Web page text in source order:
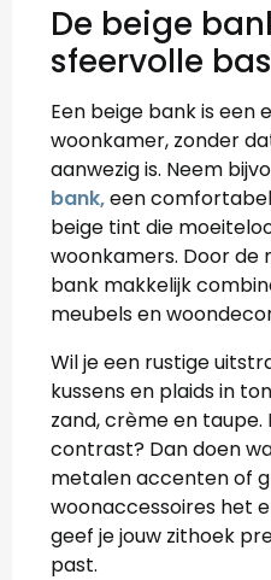
De beige
sfeervolle
Een beige bank is een
woonkamer, zonder
aanwezig is. Neem
bank,een
beige tint die
woonkamers. Door de
bank makkelijk
meubels en
Wil je een rustige
kussens en plaids in
zand, crème en
contrast? Dan doen
metalen accenten of
woonaccessoires het
geef je jouw zithoek
past.